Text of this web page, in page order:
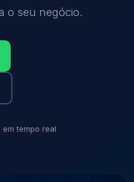
o seu negócio.
em tempo real